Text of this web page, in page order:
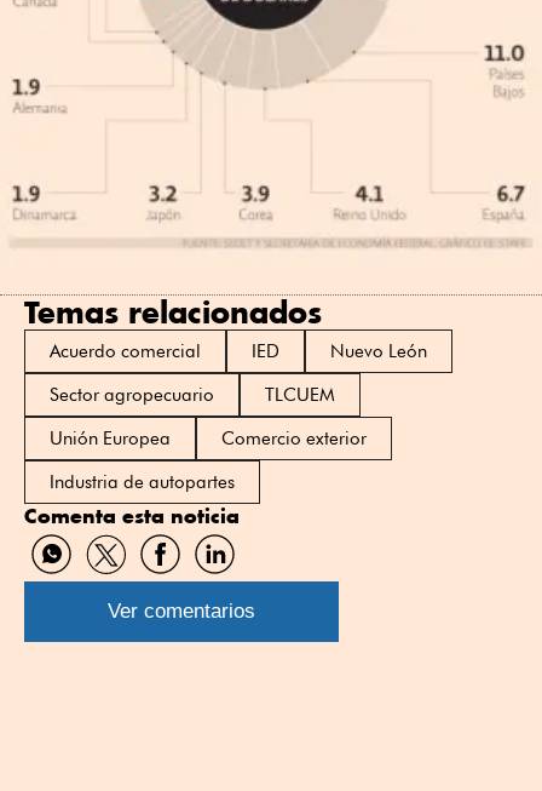
Temas relacionados
Acuerdo comercial IED
Nuevo León
Sector agropecuario
TLCUEM
Unión Europea
Comercio exterior
Industria de autopartes
Comenta esta noticia
Compartir
por
WhatsApp
Compartir
por
Twitter
Compartir
por
Facebook
Compartir
por
Linkedin
Ver comentarios